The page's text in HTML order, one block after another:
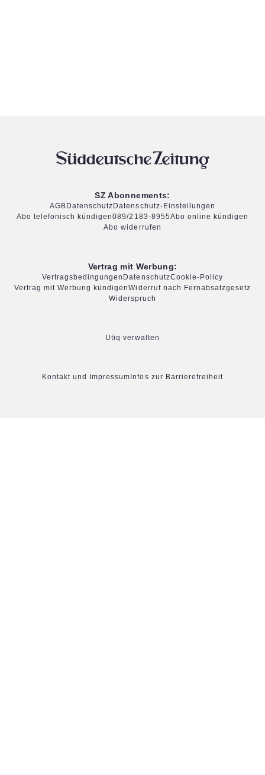
SZ Abonnements:
AGB Datenschutz Datenschutz-Einstellungen
Abo telefonisch kündigen089/2183-8955Abo online kündigen
Abo widerrufen
Vertrag mit Werbung:
Vertragsbedingungen DatenschutzCookie-Policy
Vertrag mit Werbung kündigenWiderruf nach Fernabsatzgesetz
Widerspruch
Utiq verwalten
Kontakt und Impressum Infos zur Barrierefreiheit